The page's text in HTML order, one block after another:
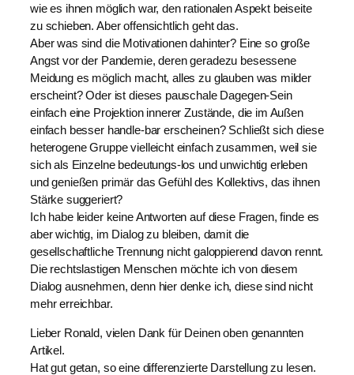
wie es ihnen möglich war, den rationalen Aspekt beiseite
zu schieben. Aber offensichtlich geht das.
Aber was sind die Motivationen dahinter? Eine so große
Angst vor der Pandemie, deren geradezu besessene
Meidung es möglich macht, alles zu glauben was milder
erscheint? Oder ist dieses pauschale Dagegen-Sein
einfach eine Projektion innerer Zustände, die im Außen
einfach besser handle-bar erscheinen? Schließt sich diese
heterogene Gruppe vielleicht einfach zusammen, weil sie
sich als Einzelne bedeutungs-los und unwichtig erleben
und genießen primär das Gefühl des Kollektivs, das ihnen
Stärke suggeriert?
Ich habe leider keine Antworten auf diese Fragen, finde es
aber wichtig, im Dialog zu bleiben, damit die
gesellschaftliche Trennung nicht galoppierend davon rennt.
Die rechtslastigen Menschen möchte ich von diesem
Dialog ausnehmen, denn hier denke ich, diese sind nicht
mehr erreichbar.
Lieber Ronald, vielen Dank für Deinen oben genannten
Artikel.
Hat gut getan, so eine differenzierte Darstellung zu lesen.